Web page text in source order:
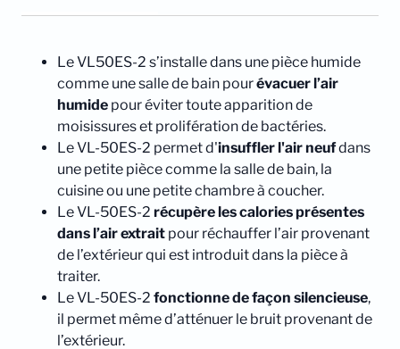
Le VL50ES-2 s’installe dans une pièce humide
comme une salle de bain pourévacuer l’air
humide pour éviter toute apparition de
moisissures et prolifération de bactéries.
Le VL-50ES-2 permet d'insuffler l'air neufdans
une petite pièce comme la salle de bain, la
cuisine ou une petite chambre à coucher.
Le VL-50ES-2 récupère les calories présentes
dans l’air extrait pour réchauffer l’air provenant
de l’extérieur qui est introduit dans la pièce à
traiter.
Le VL-50ES-2 fonctionne de façon silencieuse,
il permet même d’atténuer le bruit provenant de
l’extérieur.